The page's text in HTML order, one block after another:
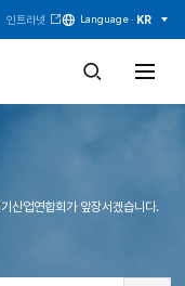
인트라넷 Language · KR
검
전
산업연합회가 앞장서겠습니다.